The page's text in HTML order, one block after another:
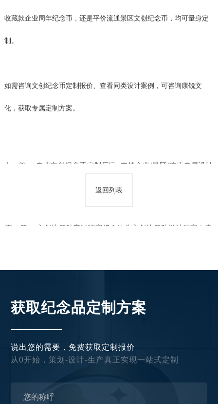
收藏款企业周年纪念币，还是平价流通景区文创纪念币，均可量身定
制。
如需咨询文创纪念币定制报价、查看同类设计案例，可咨询康锐文
化，获取专属定制方案。
上一篇： 专业文创纪念币定制厂家_支持企业/景区/校庆专属设计
返回列表
下一篇： 文创冰箱贴定制哪家好？源头文创冰箱贴设计厂家｜康
获取纪念品定制方案
说出您的需要，免费获取定制报价
从0开始，策划-设计-生产真正实现一站式定制